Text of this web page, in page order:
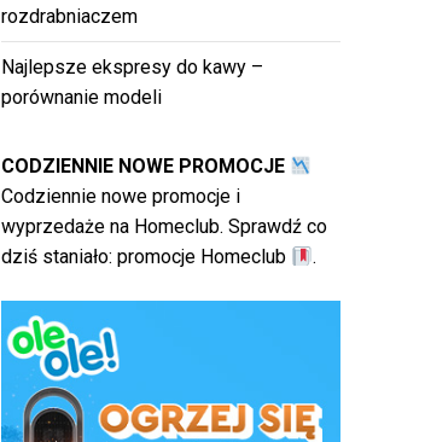
rozdrabniaczem
Najlepsze ekspresy do kawy –
porównanie modeli
CODZIENNIE NOWE PROMOCJE
Codziennie nowe promocje i
wyprzedaże na Homeclub. Sprawdź co
dziś staniało: promocje Homeclub .